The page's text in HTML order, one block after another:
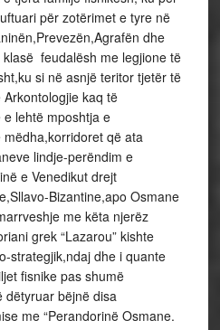
për zotërimet e tyre në
dhe
feudalësh me legjione të
si në asnjë teritor tjetër të
kaq të
lehtë mposhtja e
që ata
lindje-perëndim e
e Venedikut drejt
Bizantine,apo Osmane
me këta njerëz
grek “Lazarou” kishte
strategjik,ndaj dhe i quante
fisnike pas shumë
dëtyruar bëjnë disa
me “Perandorinë Osmane.